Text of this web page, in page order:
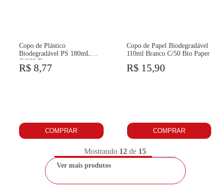
Copo de Plástico
Biodegradável PS 180mL
C/100 Termopot
R$ 8,77
COMPRAR
Copo de Papel Biodegradável
110ml Branco C/50 Bio Paper
R$ 15,90
COMPRAR
Mostrando 12 de 15
Ver mais produtos